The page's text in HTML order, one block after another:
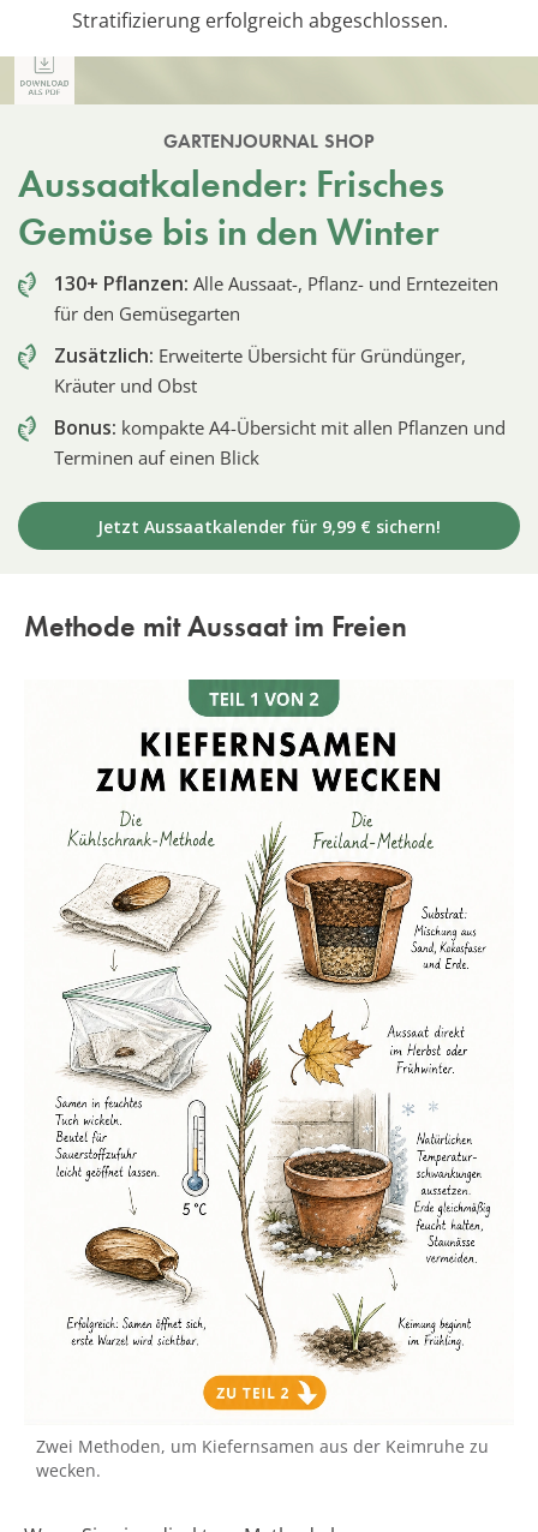
Stratifizierung erfolgreich abgeschlossen.
GARTENJOURNAL SHOP
Aussaatkalender: Frisches
Gemüse bis in den Winter
130+ Pflanzen: Alle Aussaat-, Pflanz- und Erntezeiten
für den Gemüsegarten
Zusätzlich: Erweiterte Übersicht für Gründünger,
Kräuter und Obst
Bonus: kompakte A4-Übersicht mit allen Pflanzen und
Terminen auf einen Blick
Jetzt Aussaatkalender für 9,99 € sichern!
Methode mit Aussaat im Freien
Zwei Methoden, um Kiefernsamen aus der Keimruhe zu
wecken.